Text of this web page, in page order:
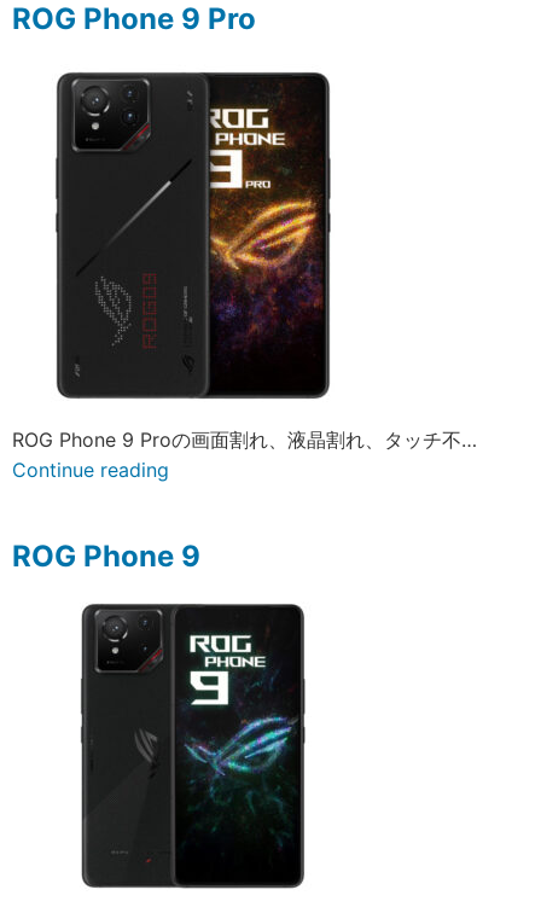
ROG Phone 9 Pro
ROG Phone 9 Proの画面割れ、液晶割れ、タッチ不…
Continue reading
ROG Phone 9